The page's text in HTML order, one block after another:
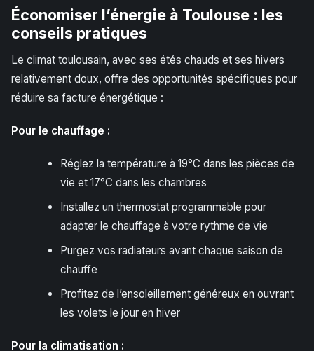
Économiser l’énergie à Toulouse : les
conseils pratiques
Le climat toulousain, avec ses étés chauds et ses hivers
relativement doux, offre des opportunités spécifiques pour
réduire sa facture énergétique :
Pour le chauffage :
Réglez la température à 19°C dans les pièces de
vie et 17°C dans les chambres
Installez un thermostat programmable pour
adapter le chauffage à votre rythme de vie
Purgez vos radiateurs avant chaque saison de
chauffe
Profitez de l’ensoleillement généreux en ouvrant
les volets le jour en hiver
Pour la climatisation :